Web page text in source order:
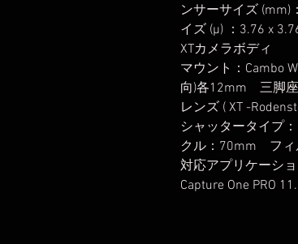
ンサーサイズ
イズ (μ) ：3.76 x
XTカメラボディ
マウント：Cambo
向)各12mm 三脚座
レンズ ( XT -
シャッタータイプ
クル：70mm フィ
対応アプリケーシ
Capture One PRO